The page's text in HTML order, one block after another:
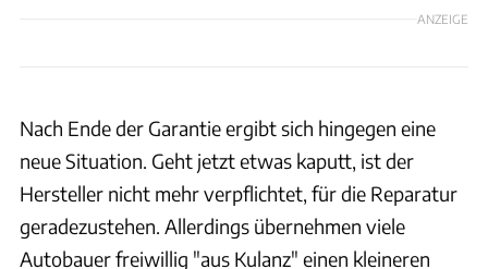
ANZEIGE
Nach Ende der Garantie ergibt sich hingegen eine
neue Situation. Geht jetzt etwas kaputt, ist der
Hersteller nicht mehr verpflichtet, für die Reparatur
geradezustehen. Allerdings übernehmen viele
Autobauer freiwillig "aus Kulanz" einen kleineren